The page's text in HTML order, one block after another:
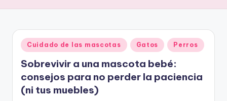
Publicado
en
Cuidado de las mascotas Gatos Perros
Sobrevivir a una mascota bebé:
consejos para no perder la paciencia
(ni tus muebles)